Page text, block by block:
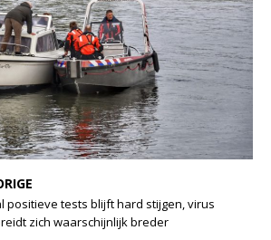
positieve tests blijft hard stijgen, virus
zich waarschijnlijk breder